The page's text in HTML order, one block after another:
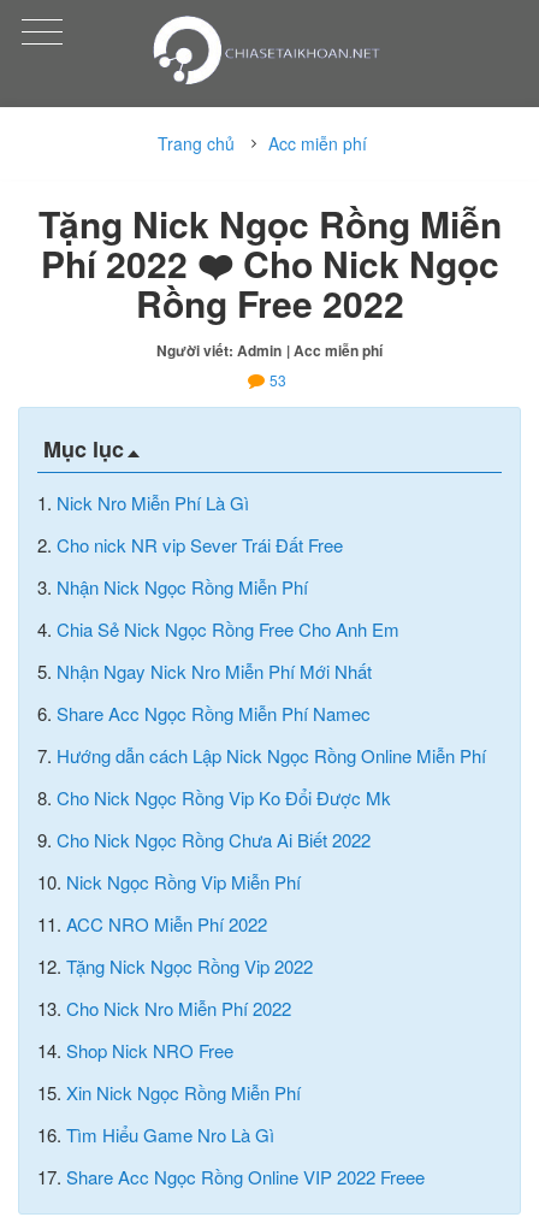
Trang chủ Acc miễn phí
Tặng Nick Ngọc Rồng Miễn
Phí 2022 ❤️ Cho Nick Ngọc
Rồng Free 2022
Người viết: Admin | Acc miễn phí
53
Mục lục
1. Nick Nro Miễn Phí Là Gì
2. Cho nick NR vip Sever Trái Đất Free
3. Nhận Nick Ngọc Rồng Miễn Phí
4. Chia Sẻ Nick Ngọc Rồng Free Cho Anh Em
5. Nhận Ngay Nick Nro Miễn Phí Mới Nhất
6. Share Acc Ngọc Rồng Miễn Phí Namec
7. Hướng dẫn cách Lập Nick Ngọc Rồng Online Miễn Phí
8. Cho Nick Ngọc Rồng Vip Ko Đổi Được Mk
9. Cho Nick Ngọc Rồng Chưa Ai Biết 2022
10. Nick Ngọc Rồng Vip Miễn Phí
11. ACC NRO Miễn Phí 2022
12. Tặng Nick Ngọc Rồng Vip 2022
13. Cho Nick Nro Miễn Phí 2022
14. Shop Nick NRO Free
15. Xin Nick Ngọc Rồng Miễn Phí
16. Tìm Hiểu Game Nro Là Gì
17. Share Acc Ngọc Rồng Online VIP 2022 Freee